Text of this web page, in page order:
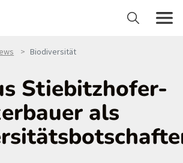
Biodiversität
Stiebitzhofer-
als